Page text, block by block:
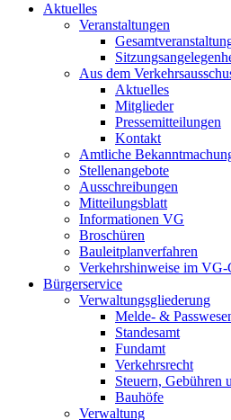
Aktuelles
Veranstaltungen
Aus dem
Aktuelles
Mitglieder
Pressemitteilungen
Kontakt
Amtliche
Stellenangebote
Ausschreibungen
Mitteilungsblatt
Informationen VG
Broschüren
Bauleitplanverfahren
Verkehrshinweise im VG-
Bürgerservice
Verwaltungsgliederung
Melde- &
Standesamt
Fundamt
Verkehrsrecht
Steuern, Gebühren
Bauhöfe
Verwaltung